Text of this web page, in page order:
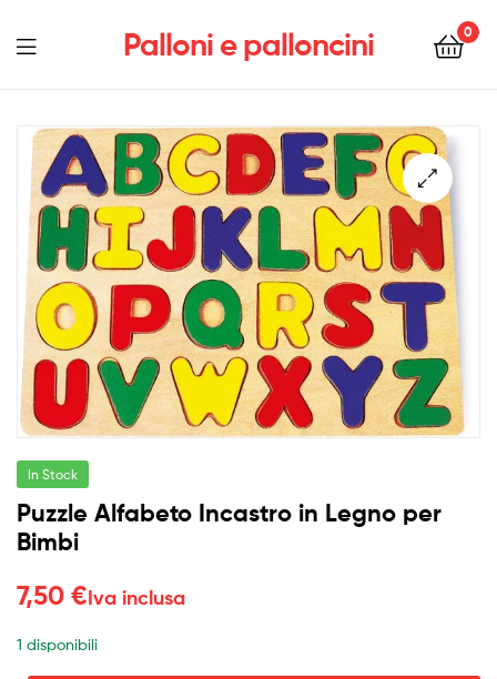
Palloni e palloncini 0
Menu
In Stock
Puzzle Alfabeto Incastro in Legno per
Bimbi
7,50 €Iva inclusa
1 disponibili